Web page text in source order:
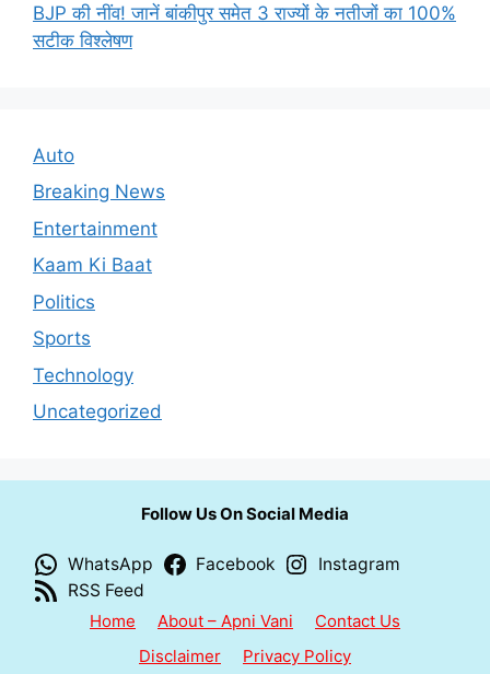
BJP की नींव! जानें बांकीपुर समेत 3 राज्यों के नतीजों का 100%
सटीक विश्लेषण
Auto
Breaking News
Entertainment
Kaam Ki Baat
Politics
Sports
Technology
Uncategorized
Follow Us On Social Media
WhatsApp Facebook
Instagram
RSS Feed
Home
About – Apni Vani
Contact Us
Disclaimer
Privacy Policy